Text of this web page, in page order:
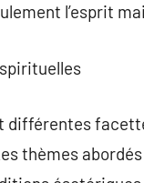
l’esprit
différentes
thèmes